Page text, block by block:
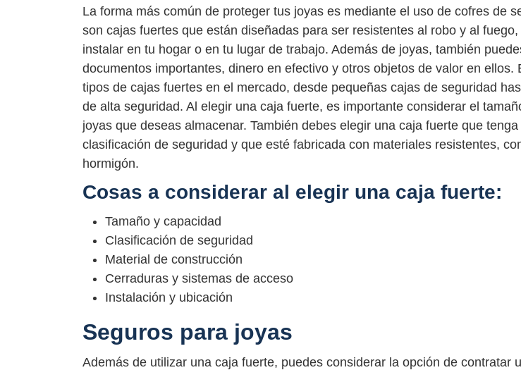
La forma más común de proteger tus joyas es mediante el uso de cofres de
son cajas fuertes que están diseñadas para ser resistentes al robo y al
instalar en tu hogar o en tu lugar de trabajo. Además de joyas, también
documentos importantes, dinero en efectivo y otros objetos de valor en ellos.
tipos de cajas fuertes en el mercado, desde pequeñas cajas de seguridad
de alta seguridad. Al elegir una caja fuerte, es importante considerar el
joyas que deseas almacenar. También debes elegir una caja fuerte que
clasificación de seguridad y que esté fabricada con materiales resistentes,
hormigón.
Cosas a considerar al elegir una caja fuerte:
Tamaño y capacidad
Clasificación de seguridad
Material de construcción
Cerraduras y sistemas de acceso
Instalación y ubicación
Seguros para joyas
Además de utilizar una caja fuerte, puedes considerar la opción de contratar